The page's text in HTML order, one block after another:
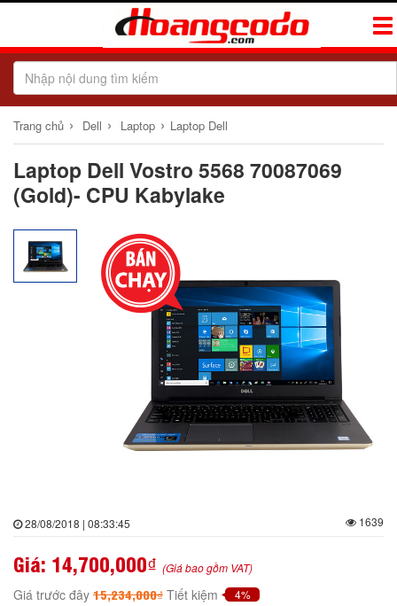
Trang chủ › Dell › Laptop › Laptop Dell
Laptop Dell Vostro 5568 70087069
(Gold)- CPU Kabylake
28/08/2018 | 08:33:45 1639
Giá: 14,700,000₫ (Giá bao gồm VAT)
Giá trước đây 15,234,000₫ Tiết kiệm 4%